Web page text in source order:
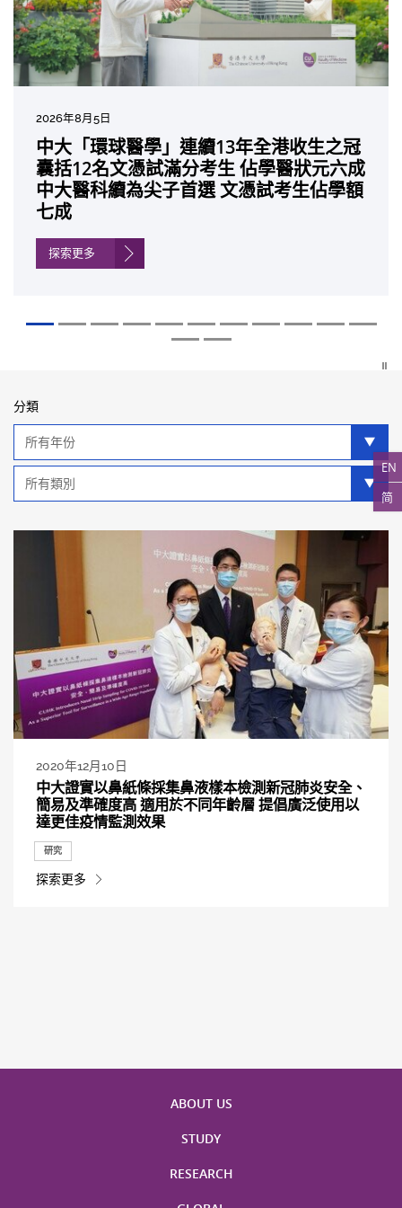
EN
简
2026年8月5日
中大「環球醫學」連續13年全港收生之冠
囊括12名文憑試滿分考生 佔學醫狀元六成
中大醫科續為尖子首選 文憑試考生佔學額
七成
探索更多
2026年7月27日
中大成立嶄新 ITECH醫療科技評估平台 推
動健康經濟分析及價值醫療
探索更多
2026年7月10日
中大研發「AI-OCT」系統助測糖尿黃斑水
腫 假陽性轉介個案銳減六成 縮短患者輪
候診症時間
2026年7月10日
中大黃秀娟教授獲頒中國工程界最高榮譽
「光華工程科技獎」 成為今屆醫藥衞生領
域唯一香港學者
2026年7月7日
中大新設「香港中文大學鳳凰獎學金」嘉
許公開試狀元 鼓勵學醫狀元走出課堂放眼
世界 裝備21世紀妙手仁醫
2026年6月29日
中大全新一站式PGT-Plus方案 精準辨識
傳統檢測中複雜基因異常「盲點」 降低人
工受孕流產及異常妊娠風險
2026年6月22日
中大發現青光眼治療新靶點 小鼠實驗證實
可恢復七成視力 有助開創嶄新神經保護療
法
2026年6月17日
中大成功拆解肝癌免疫治療耐藥性機制 揭
一種免疫細胞具「除廢餵食」新功能助癌
細胞耐藥性
2026年6月10日
中大與多名全球專家共同牽頭跨國肺癌研
究 逾半晚期ALK陽性肺癌病人七年無惡化
因特定基因異常而引起的肺癌有望變成
「慢性病」 患者可與病共存
探索更多
2026年6月5日
中大教授陳重娥獲頒「清野裕傑出領袖
獎」 成為本港首名學者榮膺亞洲糖尿病教
研最高榮譽
2026年6月2日
中大匯聚逾200位區域專家 探討私人醫療
保險如何推動全民健康覆蓋
探索更多
2026年5月19日
中大張源津醫生成首位亞洲研究員 榮獲國
際泌尿科權威獎項John K. Lattimer 講座
獎
2026年5月14日
中大取得「從實驗室到臨床應用」研究突
破 初步證實GLP-1藥物可改善嚴重中風康
復情況
分類
類
類
2020年12月10日
中大證實以鼻紙條採集鼻液樣本檢測新冠肺炎安全、
簡易及準確度高 適用於不同年齡層 提倡廣泛使用以
達更佳疫情監測效果
研究
探索更多
ABOUT US
STUDY
RESEARCH